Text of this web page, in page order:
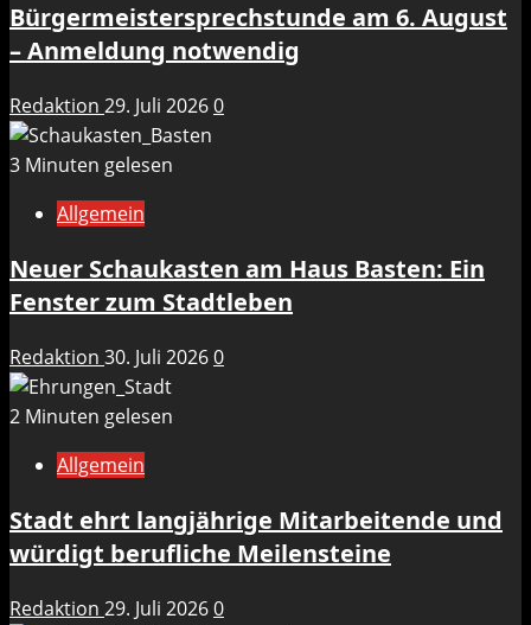
Bürgermeistersprechstunde am 6. August
– Anmeldung notwendig
Redaktion 29. Juli 20260
3 Minuten gelesen
Allgemein
Neuer Schaukasten am Haus Basten: Ein
Fenster zum Stadtleben
Redaktion 30. Juli 20260
2 Minuten gelesen
Allgemein
Stadt ehrt langjährige Mitarbeitende und
würdigt berufliche Meilensteine
Redaktion 29. Juli 20260